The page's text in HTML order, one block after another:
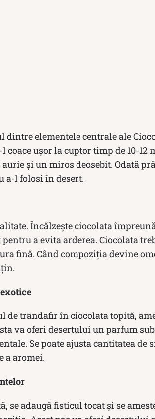
dintre elementele centrale ale
ușor la cuptor timp de 10-12
și un miros deosebit. Odată
a-l folosi în desert.
Încălzește ciocolata
a evita arderea. Ciocolata
fină. Când compoziția devine
de trandafir în ciocolata topită,
va oferi desertului un parfum
Se poate ajusta cantitatea
a aromei.
se adaugă fisticul tocat și se